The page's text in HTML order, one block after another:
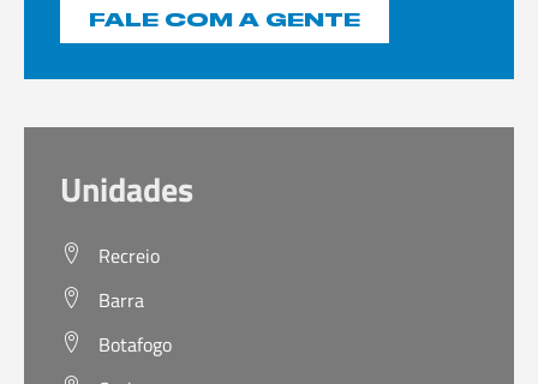
FALE COM A GENTE
Unidades
Recreio
Barra
Botafogo